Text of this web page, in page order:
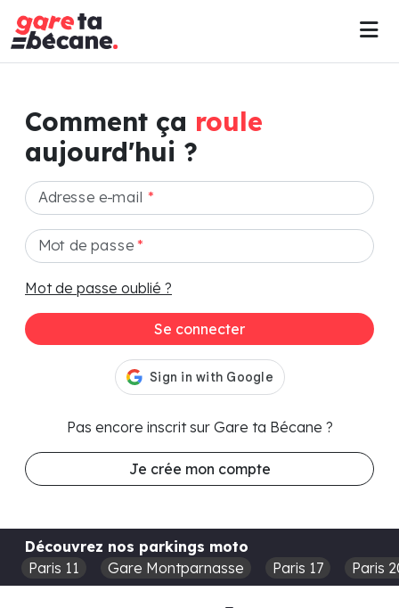
Comment ça roule
aujourd'hui ?
Adresse e-mail *
Mot de passe*
Mot de passe oublié ?
Se connecter
Pas encore inscrit sur Gare ta Bécane ?
Je crée mon compte
Découvrez nos parkings moto
Paris 11
Gare Montparnasse Paris 17 Paris